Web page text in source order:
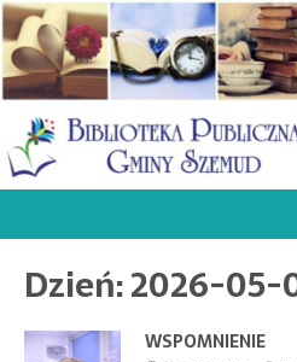
Dzień:2026-05-
WSPOMNIENIE